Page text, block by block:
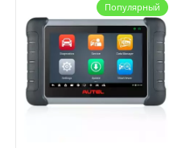
Популярный